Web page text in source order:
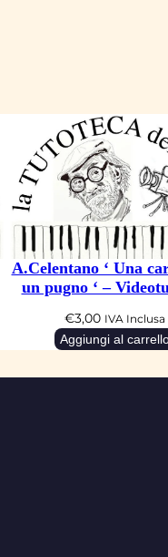
A.Celentano ‘ Una
un pugno ‘ –
€3,00 IVA Inclusa
Aggiungi al